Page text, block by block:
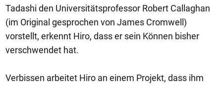
Tadashi den Universitätsprofessor Robert Callaghan
(im Original gesprochen von James Cromwell)
vorstellt, erkennt Hiro, dass er sein Können bisher
verschwendet hat.
Verbissen arbeitet Hiro an einem Projekt, dass ihm